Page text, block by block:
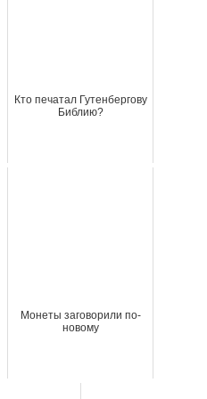
Кто печатал Гутенбергову
Библию?
Монеты заговорили по-
новому